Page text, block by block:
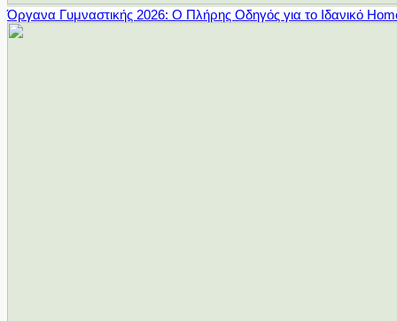
Όργανα Γυμναστικής 2026: Ο Πλήρης Οδηγός για το Ιδανικό